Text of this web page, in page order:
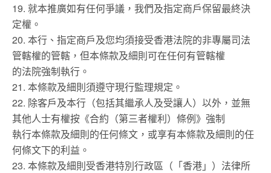
19. 就本推廣如有任何爭議，我們及指定商戶保留最終決
定權。
20. 本行、指定商戶及您均須接受香港法院的非專屬司法
管轄權的管轄，但本條款及細則可在任何有管轄權
的法院強制執行。
21. 本條款及細則須遵守現行監理規定。
22. 除客戶及本行（包括其繼承人及受讓人）以外，並無
其他人士有權按《合約（第三者權利）條例》強制
執行本條款及細則的任何條文，或享有本條款及細則的任
何條文下的利益。
23. 本條款及細則受香港特別行政區（「香港」）法律所